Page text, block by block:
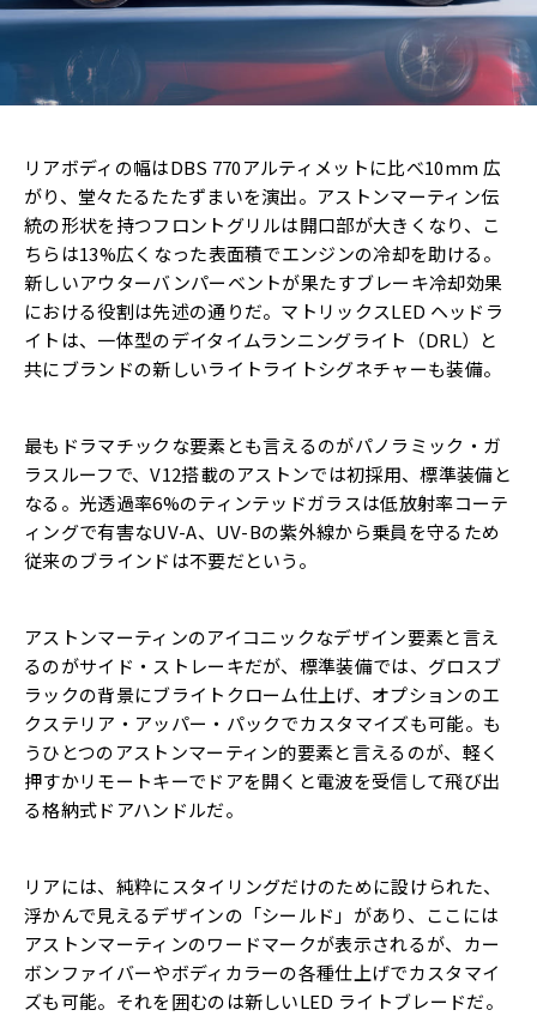
リアボディの幅はDBS 770アルティメットに比べ10mm 広
がり、堂々たるたたずまいを演出。アストンマーティン伝
統の形状を持つフロントグリルは開口部が大きくなり、こ
ちらは13%広くなった表面積でエンジンの冷却を助ける。
新しいアウターバンパーベントが果たすブレーキ冷却効果
における役割は先述の通りだ。マトリックスLED ヘッドラ
イトは、一体型のデイタイムランニングライト（DRL）と
共にブランドの新しいライトライトシグネチャーも装備。
最もドラマチックな要素とも言えるのがパノラミック・ガ
ラスルーフで、V12搭載のアストンでは初採用、標準装備と
なる。光透過率6%のティンテッドガラスは低放射率コーテ
ィングで有害なUV-A、UV-Bの紫外線から乗員を守るため
従来のブラインドは不要だという。
アストンマーティンのアイコニックなデザイン要素と言え
るのがサイド・ストレーキだが、標準装備では、グロスブ
ラックの背景にブライトクローム仕上げ、オプションのエ
クステリア・アッパー・パックでカスタマイズも可能。も
うひとつのアストンマーティン的要素と言えるのが、軽く
押すかリモートキーでドアを開くと電波を受信して飛び出
る格納式ドアハンドルだ。
リアには、純粋にスタイリングだけのために設けられた、
浮かんで見えるデザインの「シールド」があり、ここには
アストンマーティンのワードマークが表示されるが、カー
ボンファイバーやボディカラーの各種仕上げでカスタマイ
ズも可能。それを囲むのは新しいLED ライトブレードだ。